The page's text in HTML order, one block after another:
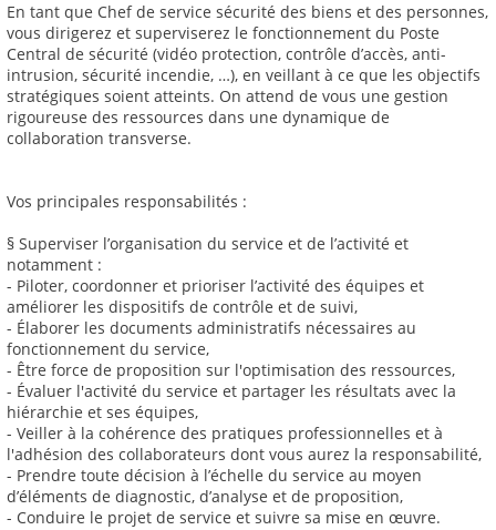
En tant que Chef de service sécurité des biens et des personnes,
vous dirigerez et superviserez le fonctionnement du Poste
Central de sécurité (vidéo protection, contrôle d’accès, anti-
intrusion, sécurité incendie, …), en veillant à ce que les objectifs
stratégiques soient atteints. On attend de vous une gestion
rigoureuse des ressources dans une dynamique de
collaboration transverse.
Vos principales responsabilités :
§ Superviser l’organisation du service et de l’activité et
notamment :
- Piloter, coordonner et prioriser l’activité des équipes et
améliorer les dispositifs de contrôle et de suivi,
- Élaborer les documents administratifs nécessaires au
fonctionnement du service,
- Être force de proposition sur l'optimisation des ressources,
- Évaluer l'activité du service et partager les résultats avec la
hiérarchie et ses équipes,
- Veiller à la cohérence des pratiques professionnelles et à
l'adhésion des collaborateurs dont vous aurez la responsabilité,
- Prendre toute décision à l’échelle du service au moyen
d’éléments de diagnostic, d’analyse et de proposition,
- Conduire le projet de service et suivre sa mise en œuvre.